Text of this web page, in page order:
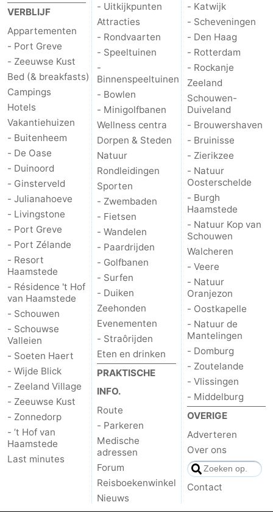
VERBLIJF
Appartementen
- Port Greve
- Zeeuwse Kust
Bed (& breakfasts)
Campings
Hotels
Vakantiehuizen
- Buitenheem
- De Oase
- Duinoord
- Ginsterveld
- Julianahoeve
- Livingstone
- Port Greve
- Port Zélande
- Resort
Haamstede
- Résidence 't Hof
van Haamstede
- Schouwen
- Schouwse
Valleien
- Soeten Haert
- Wijde Blick
- Zeeland Village
- Zeeuwse Kust
- Zonnedorp
- ’t Hof van
Haamstede
Last minutes
- Uitkijkpunten
Attracties
- Rondvaarten
- Speeltuinen
-
Binnenspeeltuinen
- Bowlen
- Minigolfbanen
Wellness centra
Dorpen & Steden
Natuur
Rondleidingen
Sporten
- Zwembaden
- Fietsen
- Wandelen
- Paardrijden
- Golfbanen
- Surfen
- Duiken
Zeehonden
Evenementen
- Straôrijden
Eten en drinken
PRAKTISCHE
INFO.
Route
- Parkeren
Medische
adressen
Forum
Reisboekenwinkel
Nieuws
- Katwijk
- Scheveningen
- Den Haag
- Rotterdam
- Rockanje
Zeeland
Schouwen-
Duiveland
- Brouwershaven
- Bruinisse
- Zierikzee
- Natuur
Oosterschelde
- Burgh
Haamstede
- Natuur Kop van
Schouwen
Walcheren
- Veere
- Natuur
Oranjezon
- Oostkapelle
- Natuur de
Mantelingen
- Domburg
- Zoutelande
- Vlissingen
- Middelburg
OVERIGE
Adverteren
Over ons
Contact